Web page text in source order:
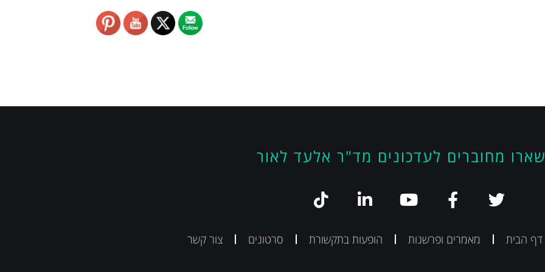
מחוברים לעדכונים מד"ר אלעד לאור
דף הבית מאמרים ופרשנות הופעות בתקשורת סרטונים צור קשר